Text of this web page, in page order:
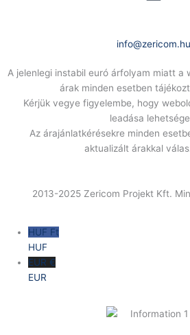
info@zericom.hu
A jelenlegi instabil euró árfolyam miatt a
árak minden esetben
Kérjük vegye figyelembe, hogy
leadása
Az árajánlatkérésekre minden
aktualizált árakkal
2013-2025 Zericom Projekt Kft.
HUF Ft
HUF
EUR €
EUR